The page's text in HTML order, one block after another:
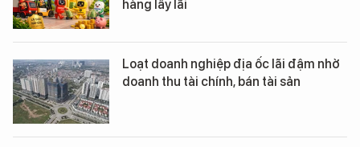
hàng lấy lãi
Loạt doanh nghiệp địa ốc lãi đậm nhờ
doanh thu tài chính, bán tài sản